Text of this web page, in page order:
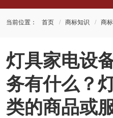
当前位置： 首页 商标知识 商
灯具家电设
务有什么？
类的商品或